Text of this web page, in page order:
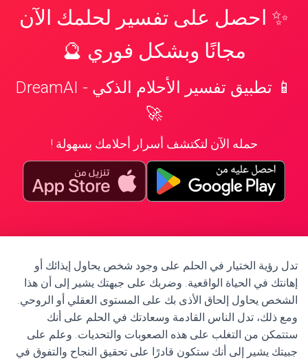
✨ احصل على تفسير لحلمك الآن
مجانًا وبشكل فوري 🔮
📱 تطبيق تفسير الأحلام الذكي - DreamAI
🚀
حمله الآن لتكتشف أسرار أحلامك بسهولة !
تدل رؤية الختيار في الحلم على وجود شخص يحاول إيذائك أو
إهانتك في الحياة الواقعية. وضربك على جبهتك يشير إلى أن هذا
الشخص يحاول إلحاق الأذى بك على المستوى العقلي أو الروحي.
ومع ذلك، تدل الناس القادمة وسعادتك في الحلم على أنك
ستتمكن من التغلب على هذه الصعوبات والتحديات. وعلم على
جبيتك يشير إلى أنك ستكون قادرًا على تحقيق النجاح والتفوق في